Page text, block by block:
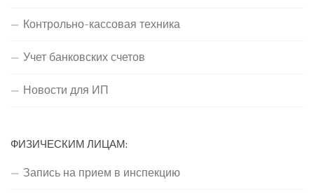
Контрольно-кассовая техника
Учет банковских счетов
Новости для ИП
ФИЗИЧЕСКИМ ЛИЦАМ:
Запись на прием в инспекцию